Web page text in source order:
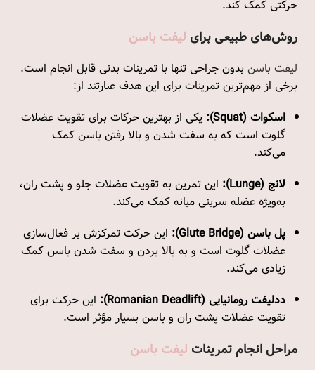
حرکتی کمک کند.
روش‌های طبیعی برای لیفت باسن
لیفت باسن بدون جراحی تنها با تمرینات بدنی قابل انجام است.
برخی از مهم‌ترین تمرینات برای این هدف عبارتند از:
اسکوات (Squat):
یکی از بهترین حرکات برای تقویت عضلات
گلوت است که به سفت شدن و بالا رفتن باسن کمک
می‌کند.
لانج (Lunge):
این تمرین به تقویت عضلات جلو و پشت ران،
به‌ویژه عضله سرینی میانه کمک می‌کند.
پل باسن (Glute Bridge):
این حرکت تمرکزش بر فعال‌سازی
عضلات گلوت است و به بالا بردن و سفت شدن باسن کمک
زیادی می‌کند.
ددلیفت رومانیایی (Romanian Deadlift):
این حرکت برای
تقویت عضلات پشت ران و باسن بسیار مؤثر است.
مراحل انجام تمرینات لیفت باسن